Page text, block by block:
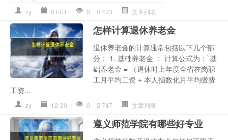
zy 01-01 0 473 文章列表
怎样计算退休养老金
退休养老金的计算通常包括以下几个部
分： 1. 基础养老金 ： 计算公式为：`基
础养老金 = （退休时上年度全省在岗职
工月平均工资 + 本人指数化月平均缴费
工资...
zy 12-30 0 747 文章列表
遵义师范学院有哪些好专业